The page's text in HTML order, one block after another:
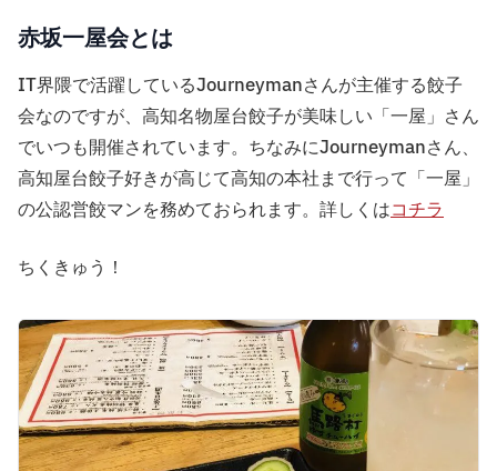
赤坂一屋会とは
IT界隈で活躍しているJourneymanさんが主催する餃子
会なのですが、高知名物屋台餃子が美味しい「一屋」さん
でいつも開催されています。ちなみにJourneymanさん、
高知屋台餃子好きが高じて高知の本社まで行って「一屋」
の公認営餃マンを務めておられます。詳しくはコチラ
ちくきゅう！